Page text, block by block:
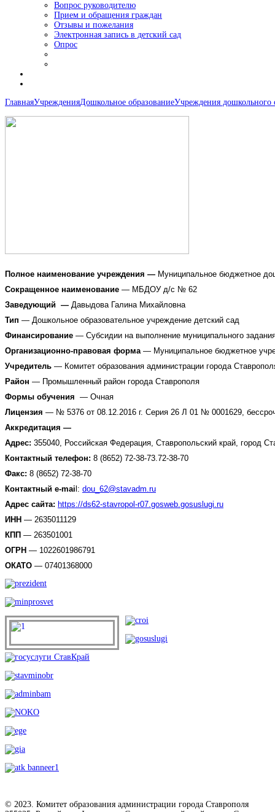
Вопрос руководителю
Прием и обращения граждан
Отзывы и пожелания
Электронная запись в детский сад
Опрос
ГлавнаяУчрежденияДошкольное образованиеУчреждения дошкольного
Полное наименование учреждения — Муниципальное бюджетное
Сокращенное наименование — МБДОУ д/с № 62
Заведующий — Давыдова Галина Михайловна
Тип — Дошкольное образовательное учреждение детский сад
Финансирование — Субсидии на выполнение муниципального
Организационно-правовая форма— Муниципальное бюджетное
Учредитель — Комитет образования администрации города
Район — Промышленный район города Ставрополя
Формы обучения — Очная
Лицензия — № 5376 от 08.12.2016 г. Серия 26 Л 01 № 0001629,
Аккредитация —
Адрес: 355040, Российская Федерация, Ставропольский край, город
Контактный телефон: 8 (8652) 72-38-73.72-38-70
Факс: 8 (8652) 72-38-70
Контактный e-mai l: dou_62@stavadm.ru
Адрес сайта: https://ds62-stavropol-r07.gosweb.gosuslugi.ru
ИНН — 2635011129
КПП — 263501001
ОГРН — 1022601986791
ОКАТО — 07401368000
© 2023. Комитет образования администрации города Ставрополя